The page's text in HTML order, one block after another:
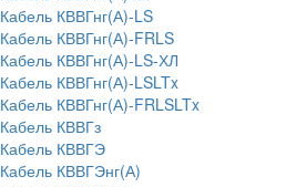
Кабель КВВГнг(А)-LS
Кабель КВВГнг(А)-FRLS
Кабель КВВГнг(А)-LS-ХЛ
Кабель КВВГнг(А)-LSLTx
Кабель КВВГнг(А)-FRLSLTx
Кабель КВВГз
Кабель КВВГЭ
Кабель КВВГЭнг(А)